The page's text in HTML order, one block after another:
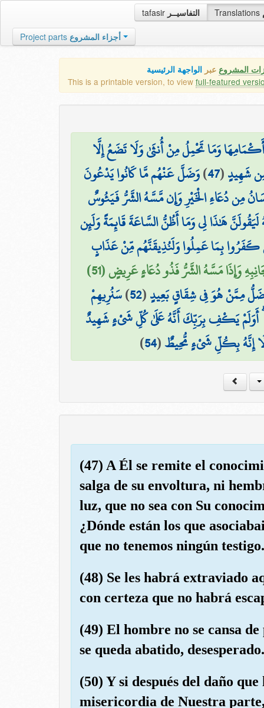
tafasir التفاسيــر Translations
Project parts أجزاء المشروع
المشروع عبر الواجهة الرئيسية
This is a printable version, to view full-featured
وَمَا تَحْمِلُ مِنْ أُنثَىٰ وَلَا تَضَعُ إِلَّا
شَهِيدٍ(
47
)وَضَلَّ عَنْهُم مَّا كَانُوا يَدْعُونَ
مِن دُعَاءِ الْخَيْرِ وَإِن مَّسَّهُ الشَّرُّ فَيَئُوسٌ
هَٰذَا لِي وَمَا أَظُنُّ السَّاعَةَ قَائِمَةً وَلَئِن
كَفَرُوا بِمَا عَمِلُوا وَلَنُذِيقَنَّهُم مِّنْ عَذَابٍ
وَإِذَا مَسَّهُ الشَّرُّ فَذُو دُعَاءٍ عَرِيضٍ (51)
مِمَّنْ هُوَ فِي شِقَاقٍ بَعِيدٍ(
52
)سَنُرِيهِمْ
أَوَلَمْ يَكْفِ بِرَبِّكَ أَنَّهُ عَلَىٰ كُلِّ شَيْءٍ شَهِيدٌ
إِنَّهُ بِكُلِّ شَيْءٍ مُّحِيطٌ(
54
)
(47) A Él se remite el
salga de su envoltura, ni
luz, que no sea con Su
¿Dónde están los que
que no tenemos ningún testigo.
(48) Se les habrá extraviado
con certeza que no habrá
(49) El hombre no se cansa
se queda abatido, desesperado.
(50) Y si después del daño
misericordia de Nuestra